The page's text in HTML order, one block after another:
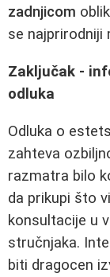
zadnjicom
se najprirodniji
Zaključak -
odluka
Odluka o
zahteva
razmatra bilo
da prikupi što
konsultacije u
stručnjaka.
biti dragocen